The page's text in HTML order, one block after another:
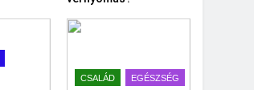
CSALÁD EGÉSZSÉG